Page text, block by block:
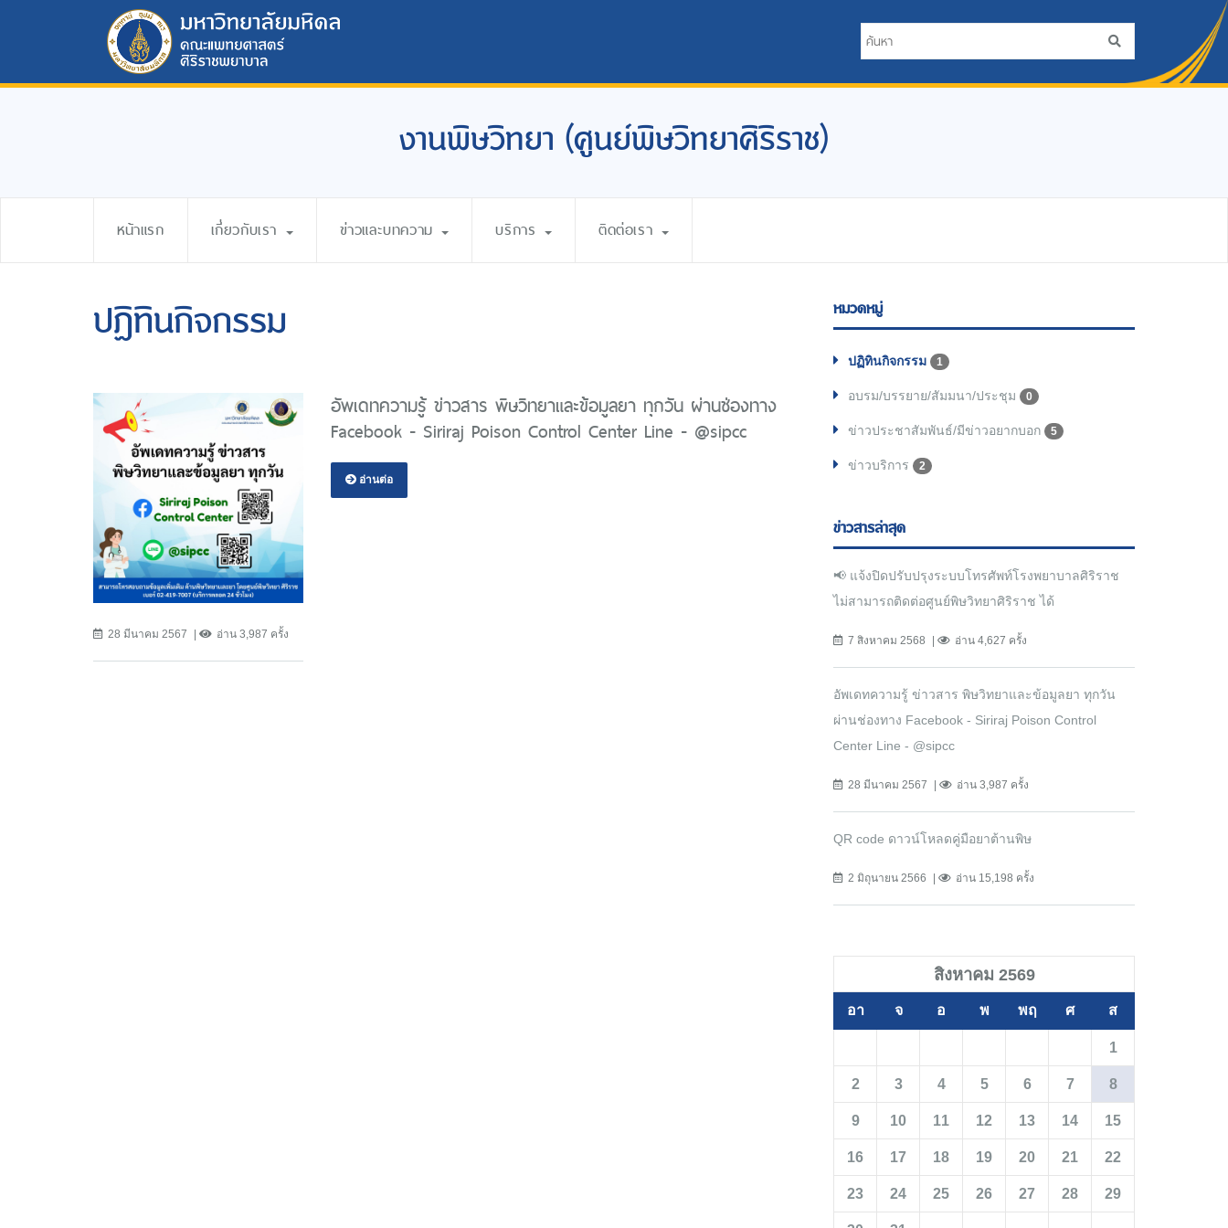
งานพิษวิทยา (ศูนย์พิษวิทยาศิริราช)
หน้าแรก เกี่ยวกับเรา ข่าวและบทความ บริการ ติดต่อเรา
ปฏิทินกิจกรรม
28 มีนาคม 2567 อ่าน 3,987 ครั้ง
อัพเดทความรู้ ข่าวสาร พิษวิทยาและข้อมูลยา ทุกวัน ผ่านช่องทาง
Facebook - Siriraj Poison Control Center Line - @sipcc
อ่านต่อ
หมวดหมู่
ปฏิทินกิจกรรม 1
อบรม/บรรยาย/สัมมนา/ประชุม 0
ข่าวประชาสัมพันธ์/มีข่าวอยากบอก 5
ข่าวบริการ 2
ข่าวสารล่าสุด
📢 แจ้งปิดปรับปรุงระบบโทรศัพท์โรงพยาบาลศิริราช
ไม่สามารถติดต่อศูนย์พิษวิทยาศิริราช ได้
7 สิงหาคม 2568 อ่าน 4,627 ครั้ง
อัพเดทความรู้ ข่าวสาร พิษวิทยาและข้อมูลยา ทุกวัน
ผ่านช่องทาง Facebook - Siriraj Poison Control
Center Line - @sipcc
28 มีนาคม 2567 อ่าน 3,987 ครั้ง
QR code ดาวน์โหลดคู่มือยาต้านพิษ
2 มิถุนายน 2566 อ่าน 15,198 ครั้ง
สิงหาคม 2569
อา จ อ พ พฤ ศ ส
1
2 3 4 5 6 7 8
9 10 11 12 13 14 15
16 17 18 19 20 21 22
23 24 25 26 27 28 29